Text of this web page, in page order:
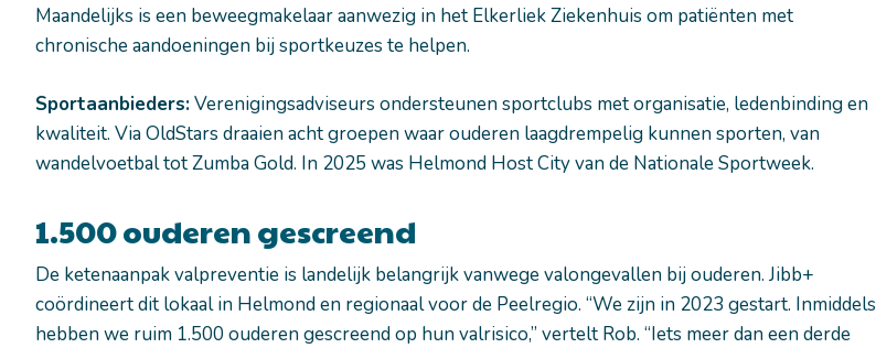
Maandelijks is een beweegmakelaar aanwezig in het Elkerliek Ziekenhuis om patiënten met
chronische aandoeningen bij sportkeuzes te helpen.
Sportaanbieders:Verenigingsadviseurs ondersteunen sportclubs met organisatie, ledenbinding en
kwaliteit. Via OldStars draaien acht groepen waar ouderen laagdrempelig kunnen sporten, van
wandelvoetbal tot Zumba Gold. In 2025 was Helmond Host City van de Nationale Sportweek.
1.500 ouderen gescreend
De ketenaanpak valpreventie is landelijk belangrijk vanwege valongevallen bij ouderen. Jibb+
coördineert dit lokaal in Helmond en regionaal voor de Peelregio. “We zijn in 2023 gestart. Inmiddels
hebben we ruim 1.500 ouderen gescreend op hun valrisico,” vertelt Rob. “Iets meer dan een derde